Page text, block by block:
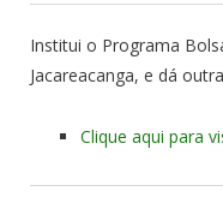
Institui o Programa
Jacareacanga, e dá
Clique aqui para